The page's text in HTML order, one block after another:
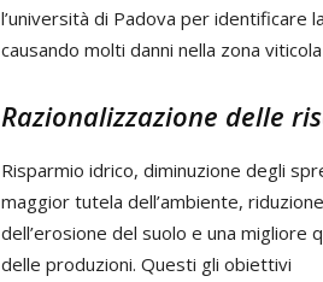
l’università di Padova per identificare
causando molti danni nella zona
Razionalizzazione delle
Risparmio idrico, diminuzione degli
maggior tutela dell’ambiente, riduzione
dell’erosione del suolo e una migliore
delle produzioni. Questi gli obiettivi